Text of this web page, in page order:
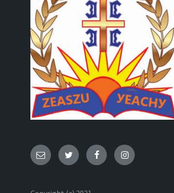
Email TwitterFacebookInstagram